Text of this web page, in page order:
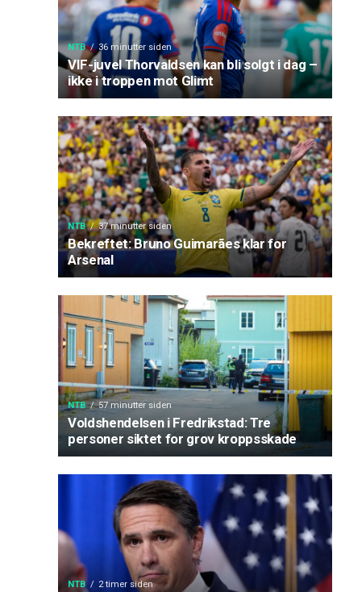
NTB 36 minutter siden
VIF-juvel Thorvaldsen kan bli solgt i dag –
ikke i troppen mot Glimt
NTB 37 minutter siden
Bekreftet: Bruno Guimarães klar for
Arsenal
NTB 57 minutter siden
Voldshendelsen i Fredrikstad: Tre
personer siktet for grov kroppsskade
NTB 2 timer siden